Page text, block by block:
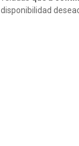
disponibilidad